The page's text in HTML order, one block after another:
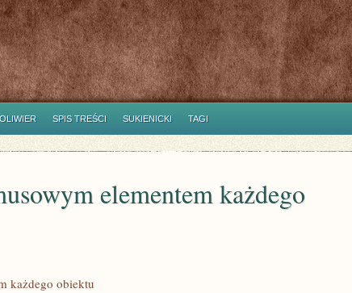
OLIWIER SPIS TREŚCI SUKIENICKI TAGI
elementem każdego
każdego obiektu